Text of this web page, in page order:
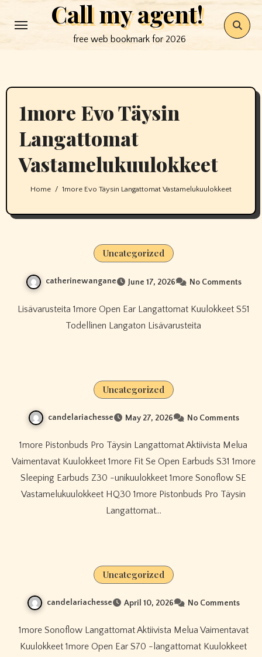
to
Call my agent!
free web bookmark for 2026
1more Evo Täysin
Langattomat
Vastamelukuulokkeet
Home 1more Evo Täysin Langattomat Vastamelukuulokkeet
Uncategorized
catherinewangane June 17, 2026 No Comments
Lisävarusteita 1more Open Ear Langattomat Kuulokkeet S51
Todellinen Langaton Lisävarusteita
Uncategorized
candelariachesse May 27, 2026 No Comments
1more Pistonbuds Pro Täysin Langattomat Aktiivista Melua
Vaimentavat Kuulokkeet 1more Fit Se Open Earbuds S31 1more
Sleeping Earbuds Z30 -unikuulokkeet 1more Sonoflow SE
Vastamelukuulokkeet HQ30 1more Pistonbuds Pro Täysin
Langattomat…
Uncategorized
candelariachesse April 10, 2026 No Comments
1more Sonoflow Langattomat Aktiivista Melua Vaimentavat
Kuulokkeet 1more Open Ear S70 -langattomat Kuulokkeet